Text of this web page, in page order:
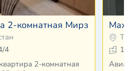
2-комнатная Мирзо-
4
2-комнатная
1
Авиатор